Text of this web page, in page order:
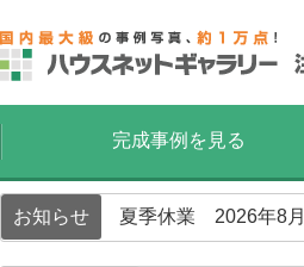
完成事例を見る
お知らせ 夏季休業 2026年8